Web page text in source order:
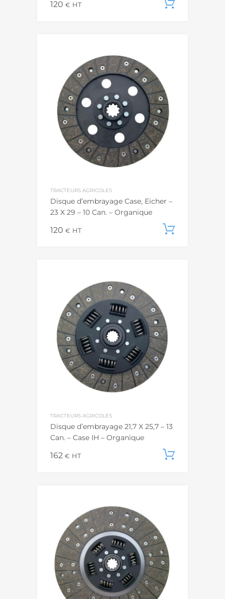
120 € HT
TRACTEURS AGRICOLES
Disque d’embrayage Case, Eicher –
23 X 29 – 10 Can. – Organique
120 € HT
TRACTEURS AGRICOLES
Disque d’embrayage 21,7 X 25,7 – 13
Can. – Case IH – Organique
162 € HT